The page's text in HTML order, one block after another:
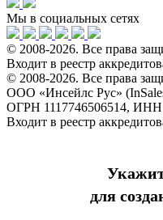
Мы в социальных сетях
© 2008-2026. Все права
Входит в реестр
© 2008-2026. Все права
ООО «Инсейлс Рус»
ОГРН 1117746506514, ИНН
Входит в реестр
для